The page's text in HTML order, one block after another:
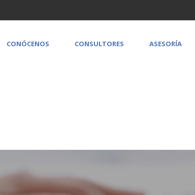
CONÓCENOS CONSULTORES ASESORÍA